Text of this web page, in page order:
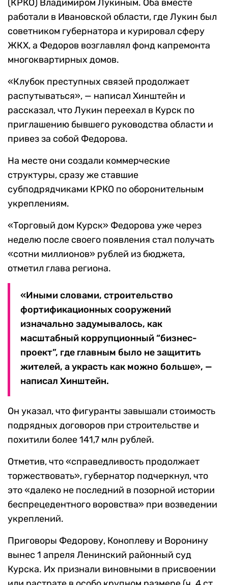
(КРКО) Владимиром Лукиным. Оба вместе
работали в Ивановской области, где Лукин был
советником губернатора и курировал сферу
ЖКХ, а Федоров возглавлял фонд капремонта
многоквартирных домов.
«Клубок преступных связей продолжает
распутываться», — написал Хинштейн и
рассказал, что Лукин переехал в Курск по
приглашению бывшего руководства области и
привез за собой Федорова.
На месте они создали коммерческие
структуры, сразу же ставшие
субподрядчиками КРКО по оборонительным
укреплениям.
«Торговый дом Курск» Федорова уже через
неделю после своего появления стал получать
«сотни миллионов» рублей из бюджета,
отметил глава региона.
«Иными словами, строительство
фортификационных сооружений
изначально задумывалось, как
масштабный коррупционный “бизнес-
проект”, где главным было не защитить
жителей, а украсть как можно больше», —
написал Хинштейн.
Он указал, что фигуранты завышали стоимость
подрядных договоров при строительстве и
похитили более 141,7 млн рублей.
Отметив, что «справедливость продолжает
торжествовать», губернатор подчеркнул, что
это «далеко не последний в позорной истории
беспрецедентного воровства» при возведении
укреплений.
Приговоры Федорову, Коноплеву и Воронину
вынес 1 апреля Ленинский районный суд
Курска. Их признали виновными в присвоении